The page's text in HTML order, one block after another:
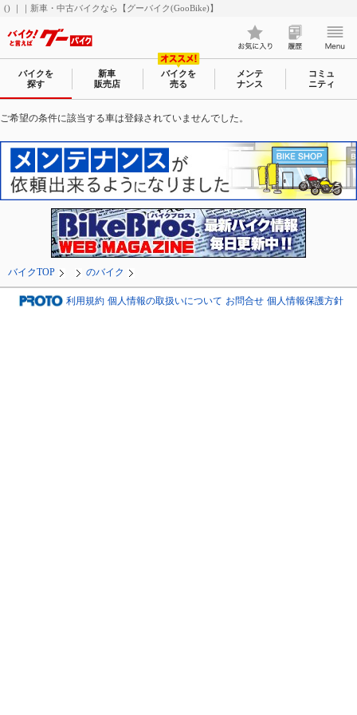
() ｜｜新車・中古バイクなら【グーバイク(GooBike)】
バイクを
探す
新車
販売店
バイクを
売る
メンテ
ナンス
コミュ
ニティ
ご希望の条件に該当する車は登録されていませんでした。
バイクTOP のバイク
利用規約 個人情報の取扱いについて お問合せ 個人情報保護方針